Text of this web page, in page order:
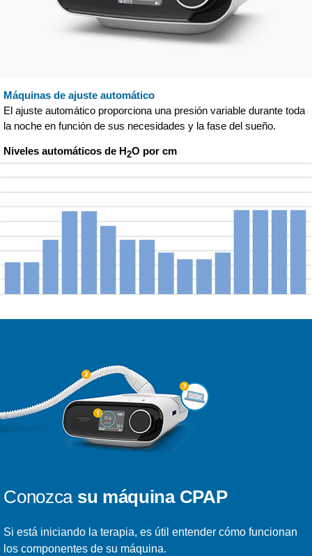
Máquinas de ajuste automático
El ajuste automático proporciona una presión variable durante toda
la noche en función de sus necesidades y la fase del sueño.
Niveles automáticos de H2O por cm
Conozca su máquina CPAP
Si está iniciando la terapia, es útil entender cómo funcionan
los componentes de su máquina.